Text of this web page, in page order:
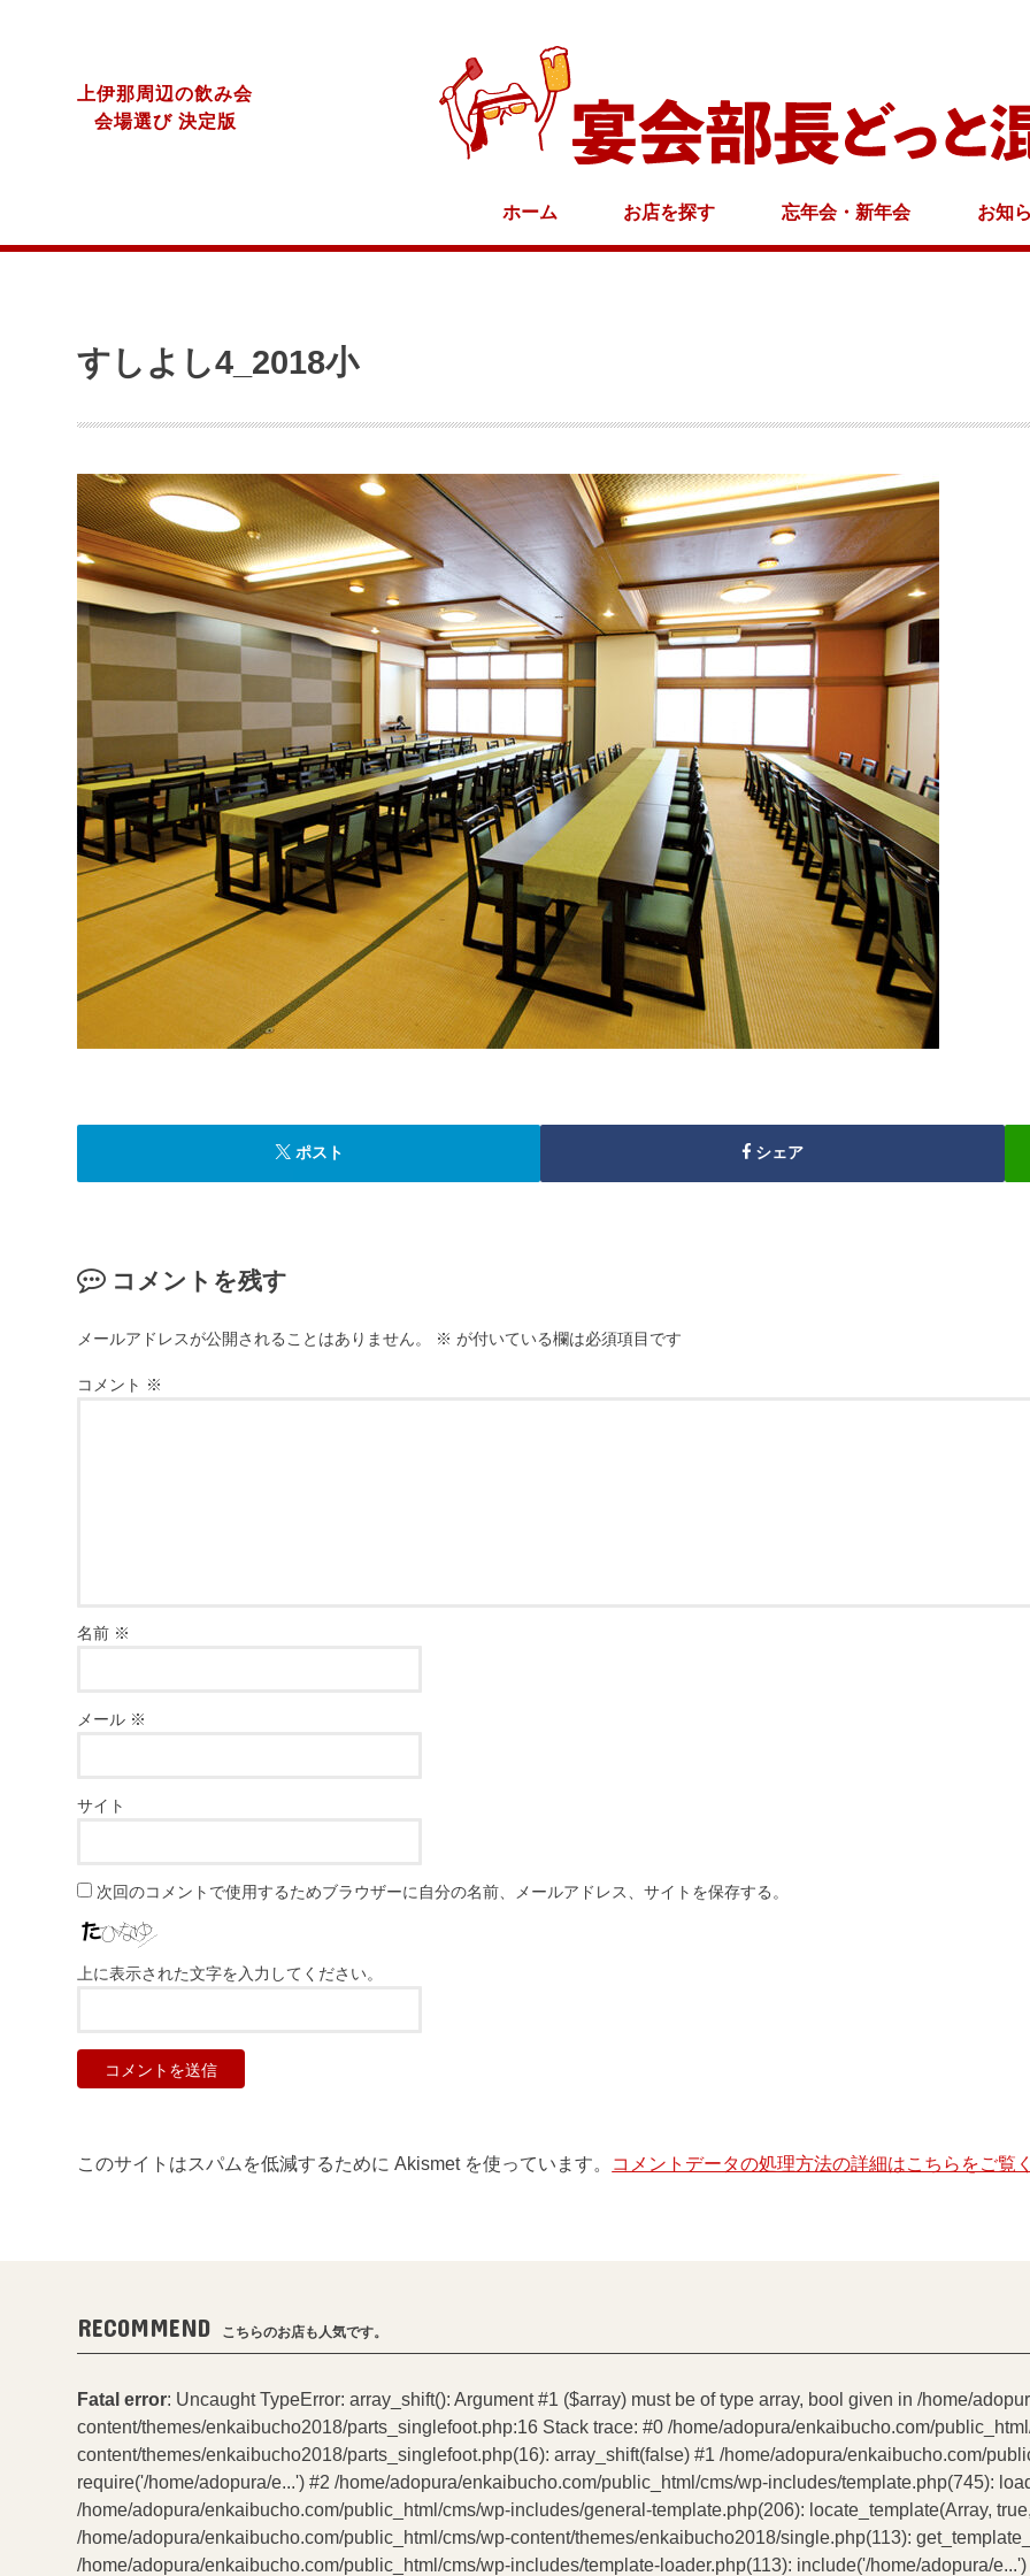
上伊那周辺の飲み会
会場選び 決定版
ホーム お店を探す 忘年会・新年会 お知
すしよし4_2018小
ポスト シェア
コメントを残す
メールアドレスが公開されることはありません。 ※ が付いている欄は必須項目です
コメント ※
名前 ※
メール ※
サイト
次回のコメントで使用するためブラウザーに自分の名前、メールアドレス、サイトを保存する。
上に表示された文字を入力してください。
このサイトはスパムを低減するために Akismet を使っています。 コメントデータの処理方法の詳細はこちらをご覧
RECOMMEND こちらのお店も人気です。
Fatal error: Uncaught TypeError: array_shift(): Argument #1 ($array) must be of type array, bool given in /home/
content/themes/enkaibucho2018/parts_singlefoot.php:16 Stack trace: #0 /home/adopura/enkaibucho.com/
content/themes/enkaibucho2018/parts_singlefoot.php(16): array_shift(false) #1 /home/adopura/enkaibucho.com/
require('/home/adopura/e...') #2 /home/adopura/enkaibucho.com/public_html/cms/wp-includes/template.php(745):
/home/adopura/enkaibucho.com/public_html/cms/wp-includes/general-template.php(206): locate_template(Array,
/home/adopura/enkaibucho.com/public_html/cms/wp-content/themes/enkaibucho2018/single.php(113):
/home/adopura/enkaibucho.com/public_html/cms/wp-includes/template-loader.php(113): include('/home/adopura/